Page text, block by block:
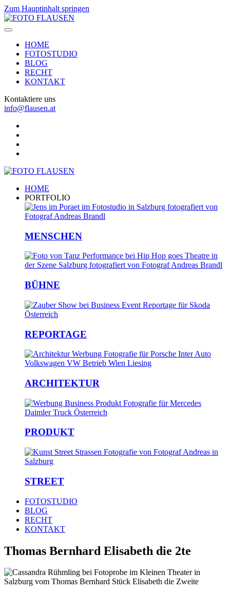
Zum Hauptinhalt springen
HOME
FOTOSTUDIO
BLOG
RECHT
KONTAKT
Kontaktiere uns
info@flausen.at
HOME
PORTFOLIO
MENSCHEN
BÜHNE
REPORTAGE
ARCHITEKTUR
PRODUKT
STREET
FOTOSTUDIO
BLOG
RECHT
KONTAKT
Thomas Bernhard Elisabeth die 2te